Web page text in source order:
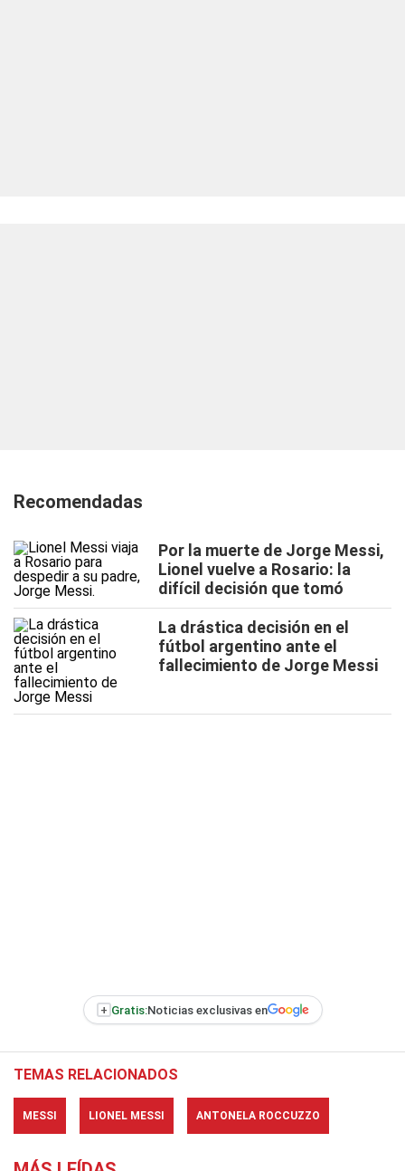
Recomendadas
Por la muerte de Jorge Messi,
Lionel vuelve a Rosario: la
difícil decisión que tomó
La drástica decisión en el
fútbol argentino ante el
fallecimiento de Jorge Messi
+ Gratis:Noticias exclusivas en
TEMAS RELACIONADOS
MESSI LIONEL MESSI ANTONELA ROCCUZZO